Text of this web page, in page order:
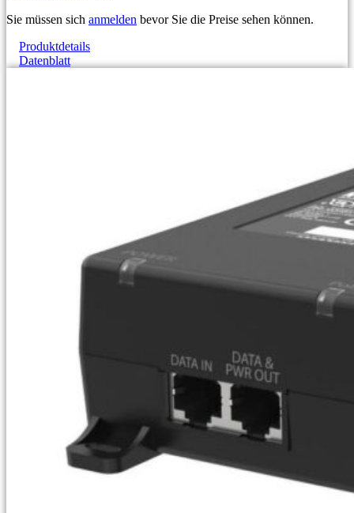
Sie müssen sich anmelden bevor Sie die Preise sehen können.
Produktdetails
Datenblatt